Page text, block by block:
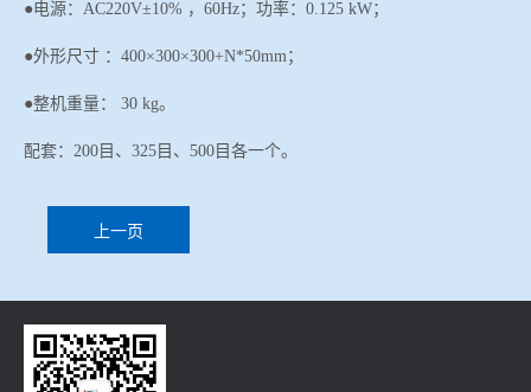
●电源：AC220V±10% ，60Hz；功率：0.125 kW；
●外形尺寸 ：400×300×300+N*50mm；
●整机重量： 30 kg。
配套： 200目、325目、500目各一个。
上一页